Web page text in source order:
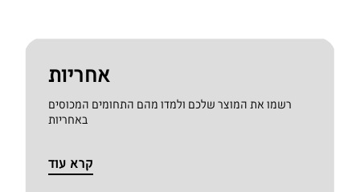
אחריות
רשמו את המוצר שלכם ולמדו מהם התחומים המכוסים
באחריות
קרא עוד